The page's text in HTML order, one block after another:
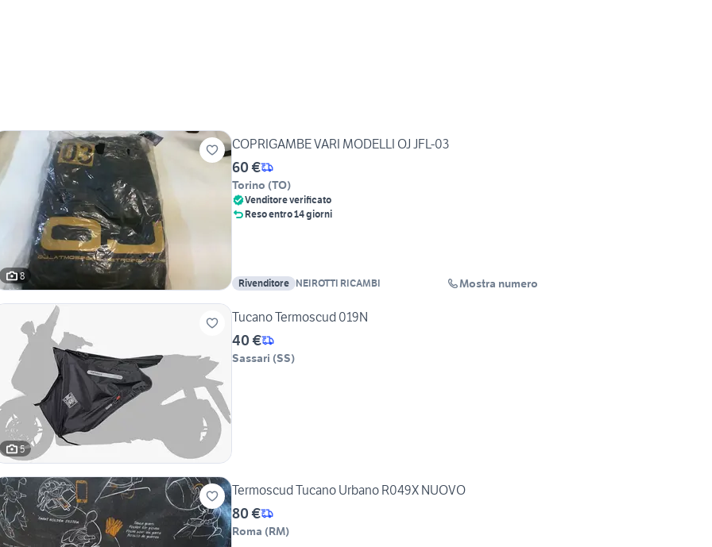
8
COPRIGAMBE VARI MODELLI OJ JFL-03
60 €
Torino (TO)
Venditore verificato
Reso entro 14 giorni
Rivenditore NEIROTTI RICAMBI Mostra numero
5
Tucano Termoscud 019N
40 €
Sassari (SS)
Termoscud Tucano Urbano R049X NUOVO
80 €
Roma (RM)